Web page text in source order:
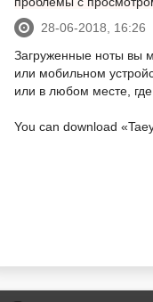
28-06-2018, 16:26
Загруженные ноты вы
или мобильном
или в любом месте,
You can download